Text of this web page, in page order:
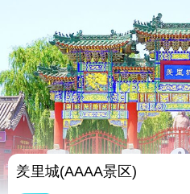
羑里城(AAAA景区)